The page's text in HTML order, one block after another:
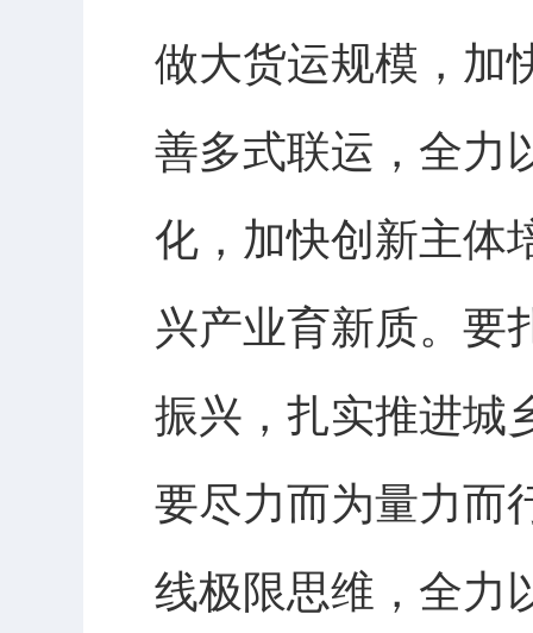
做大货运规模，加
善多式联运，全力
化，加快创新主体
兴产业育新质。要
振兴，扎实推进城
要尽力而为量力而
线极限思维，全力